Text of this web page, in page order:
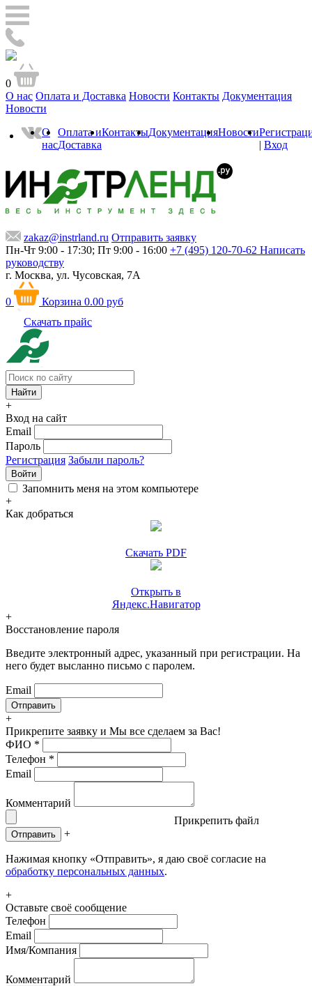
0
О нас Оплата и Доставка Новости Контакты Документация
Новости
О
нас
Оплата и
Доставка
КонтактыДокументацияНовости
| Вход
zakaz@instrland.ru Отправить заявку
Пн-Чт 9:00 - 17:30; Пт 9:00 - 16:00 +7 (495) 120-70-62 Написать
руководству
г. Москва, ул. Чусовская, 7А
0 Корзина 0.00 руб
Скачать прайс
+
Вход на сайт
Email
Пароль
Регистрация Забыли пароль?
Войти
Запомнить меня на этом компьютере
+
Как добраться
Скачать PDF
Открыть в
Яндекс.Навигатор
+
Восстановление пароля
Введите электронный адрес, указанный при регистрации. На
него будет высланно письмо с паролем.
Email
+
Прикрепите заявку и Мы все сделаем за Вас!
ФИО *
Телефон *
Email
Комментарий
Прикрепить файл
Отправить +
Нажимая кнопку «Отправить», я даю своё согласие на
обработку персональных данных.
+
Оставьте своё сообщение
Телефон
Email
Имя/Компания
Комментарий